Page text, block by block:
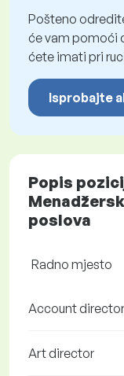
Pošteno
će vam pomoći
ćete imati pri
Isprobajte
Popis
poslova
Radno mjesto
Account director
Art director